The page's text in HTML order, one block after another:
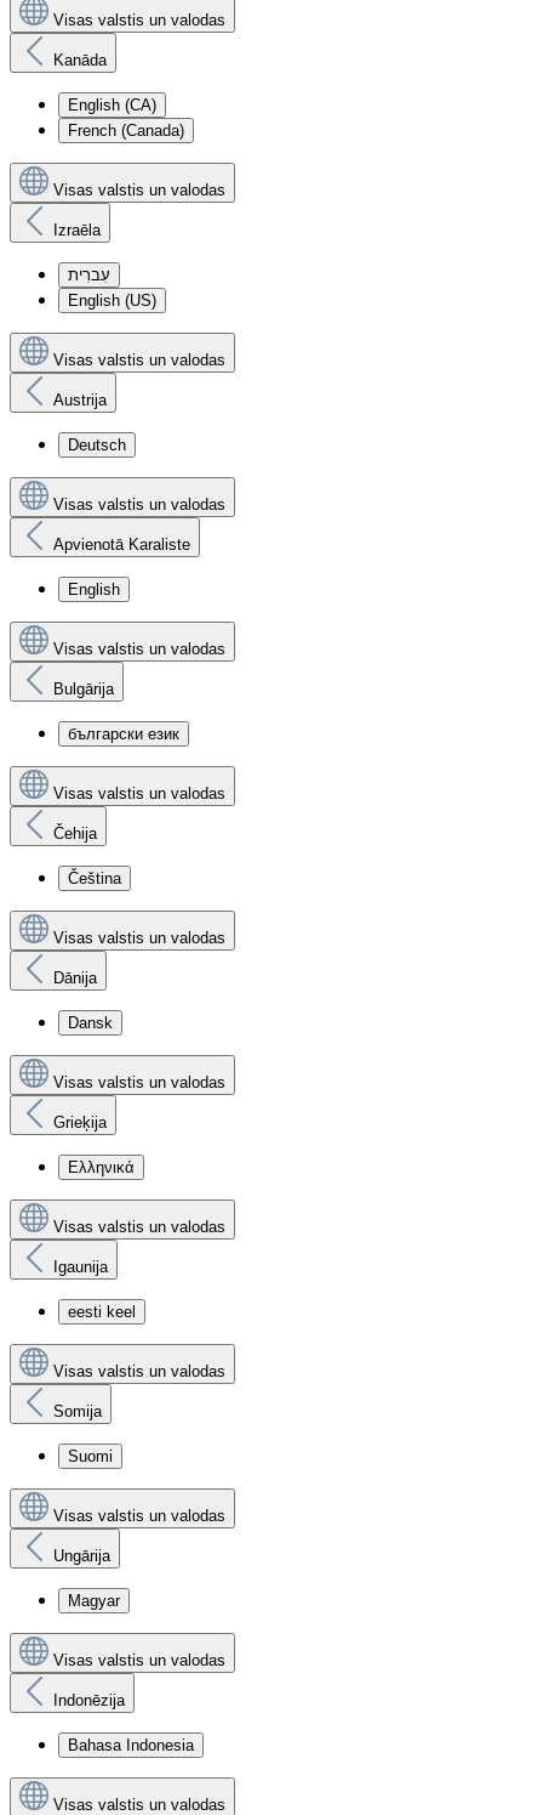
Visas valstis un valodas
Kanāda
English (CA)
French (Canada)
Visas valstis un valodas
Izraēla
עִברִית
English (US)
Visas valstis un valodas
Austrija
Deutsch
Visas valstis un valodas
Apvienotā Karaliste
English
Visas valstis un valodas
Bulgārija
български език
Visas valstis un valodas
Čehija
Čeština
Visas valstis un valodas
Dānija
Dansk
Visas valstis un valodas
Grieķija
Ελληνικά
Visas valstis un valodas
Igaunija
eesti keel
Visas valstis un valodas
Somija
Suomi
Visas valstis un valodas
Ungārija
Magyar
Visas valstis un valodas
Indonēzija
Bahasa Indonesia
Visas valstis un valodas